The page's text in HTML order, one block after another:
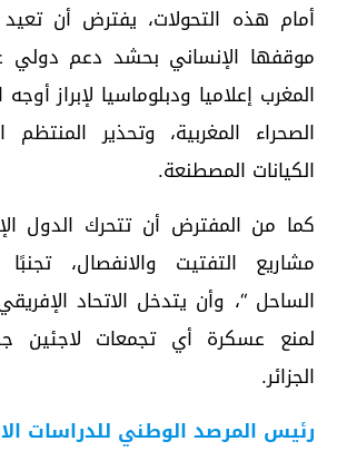
أمام هذه التحولات، يفترض أن تعيد
موقفها الإنساني بحشد دعم دولي
المغرب إعلاميا ودبلوماسيا لإبراز
الصحراء المغربية، وتحذير
الكيانات المصطنعة.
كما من المفترض أن تتحرك الدول
مشاريع التفتيت والانفصال،
الساحل “، وأن يتدخل الاتحاد
لمنع عسكرة أي تجمعات لاجئين
الجزائر.
رئيس المرصد الوطني للدراسات